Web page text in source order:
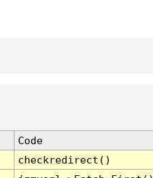
Code
checkredirect()